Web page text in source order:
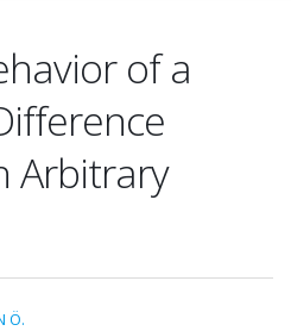
of a
Arbitrary
Ö.